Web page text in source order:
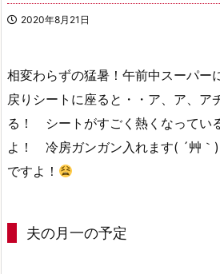
2020年8月21日
相変わらずの猛暑！午前中スーパー
戻りシートに座ると・・ア、ア、
る！ シートがすごく熱くなってい
よ！ 冷房ガンガン入れます( ´艸
ですよ！
夫の月一の予定